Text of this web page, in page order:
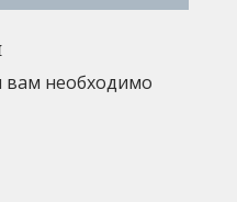
вам необходимо